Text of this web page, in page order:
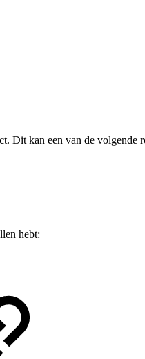
Dit kan een van de volgende
hebt: